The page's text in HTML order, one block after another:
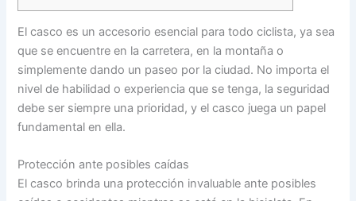
El casco es un accesorio esencial para todo ciclista, ya sea
que se encuentre en la carretera, en la montaña o
simplemente dando un paseo por la ciudad. No importa el
nivel de habilidad o experiencia que se tenga, la seguridad
debe ser siempre una prioridad, y el casco juega un papel
fundamental en ella.
Protección ante posibles caídas
El casco brinda una protección invaluable ante posibles